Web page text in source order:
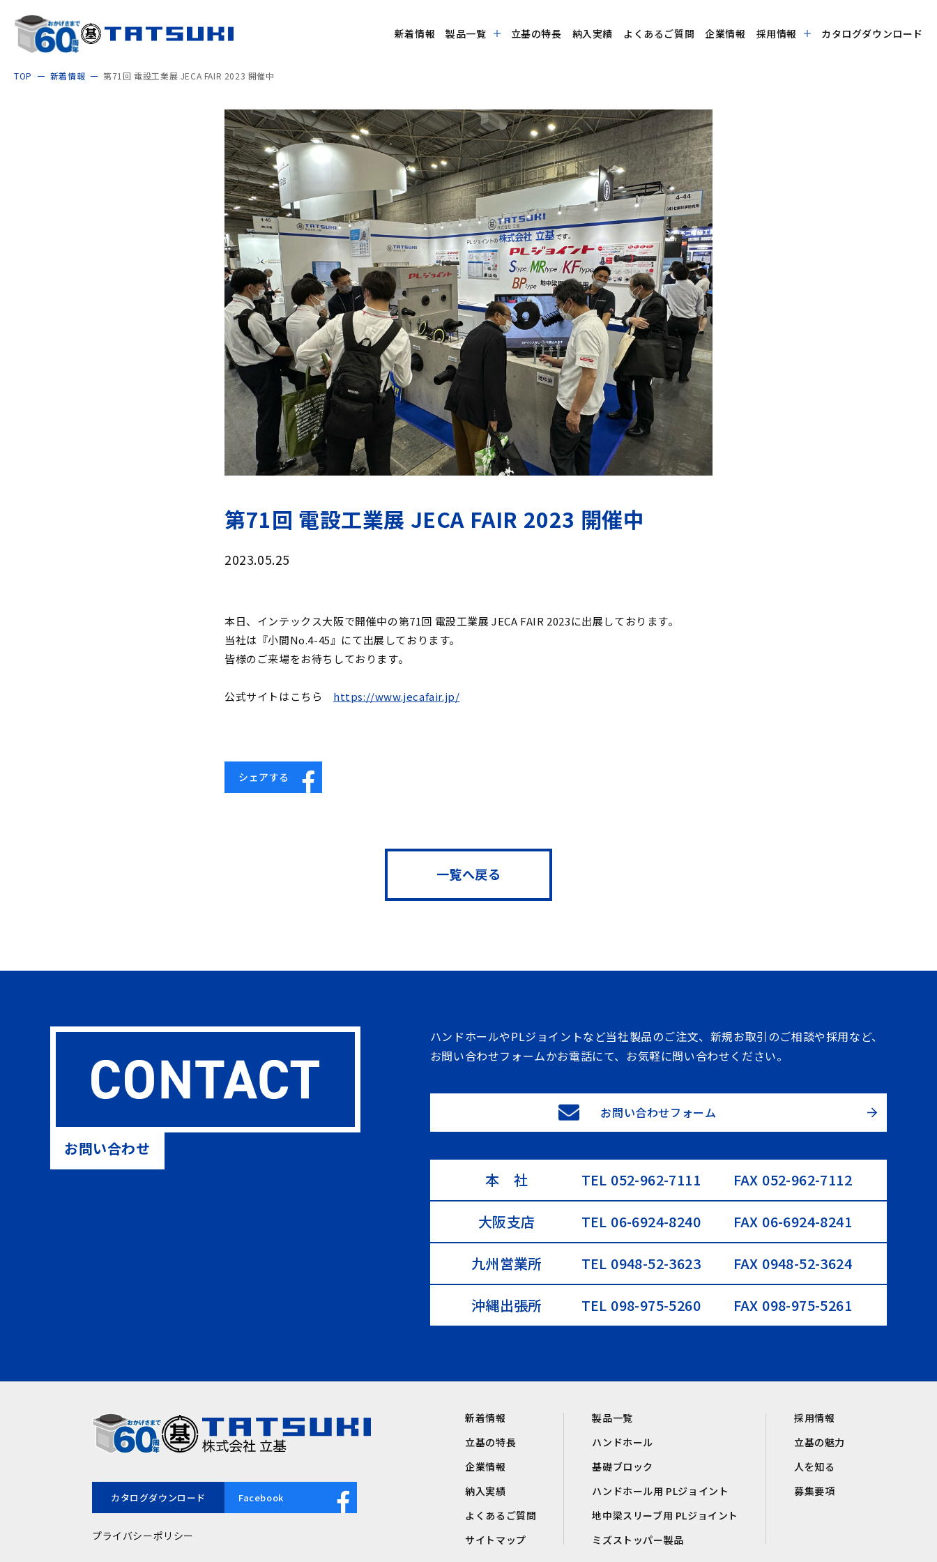
新着情報 製品一覧 立基の特長 納入実績 よくあるご質問 企業情報 採用情報 カタログダウンロード
TOP 新着情報 第71回 電設工業展 JECA FAIR 2023 開催中
第71回 電設工業展 JECA FAIR 2023 開催中
2023.05.25
本日、インテックス大阪で開催中の第71回 電設工業展 JECA FAIR 2023に出展しております。
当社は『小間No.4-45』にて出展しております。
皆様のご来場をお待ちしております。
公式サイトはこちら https://www.jecafair.jp/
シェアする
一覧へ戻る
お問い合わせ
ハンドホールやPLジョイントなど当社製品のご注文、新規お取引のご相談や採用など、
お問い合わせフォームかお電話にて、お気軽に問い合わせください。
お問い合わせフォーム
本 社 TEL 052-962-7111 FAX 052-962-7112
大阪支店 TEL 06-6924-8240 FAX 06-6924-8241
九州営業所 TEL 0948-52-3623 FAX 0948-52-3624
沖縄出張所 TEL 098-975-5260 FAX 098-975-5261
カタログダウンロード Facebook
プライバシーポリシー
新着情報
立基の特長
企業情報
納入実績
よくあるご質問
サイトマップ
製品一覧
ハンドホール
基礎ブロック
ハンドホール用 PLジョイント
地中梁スリーブ用 PLジョイント
ミズストッパー製品
採用情報
立基の魅力
人を知る
募集要項